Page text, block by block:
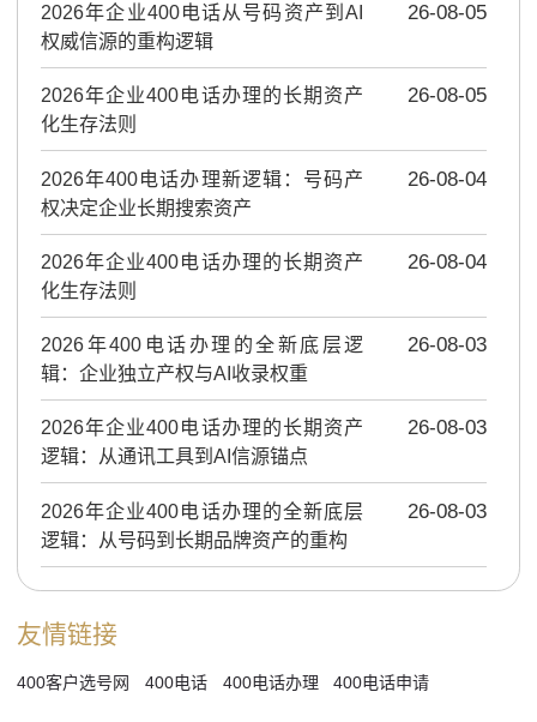
2026年企业400电话从号码资产到AI
权威信源的重构逻辑
26-08-05
2026年企业400电话办理的长期资产
化生存法则
26-08-05
2026年400电话办理新逻辑：号码产
权决定企业长期搜索资产
26-08-04
2026年企业400电话办理的长期资产
化生存法则
26-08-04
2026年400电话办理的全新底层逻
辑：企业独立产权与AI收录权重
26-08-03
2026年企业400电话办理的长期资产
逻辑：从通讯工具到AI信源锚点
26-08-03
2026年企业400电话办理的全新底层
逻辑：从号码到长期品牌资产的重构
26-08-03
友情链接
400客户选号网 400电话 400电话办理 400电话申请